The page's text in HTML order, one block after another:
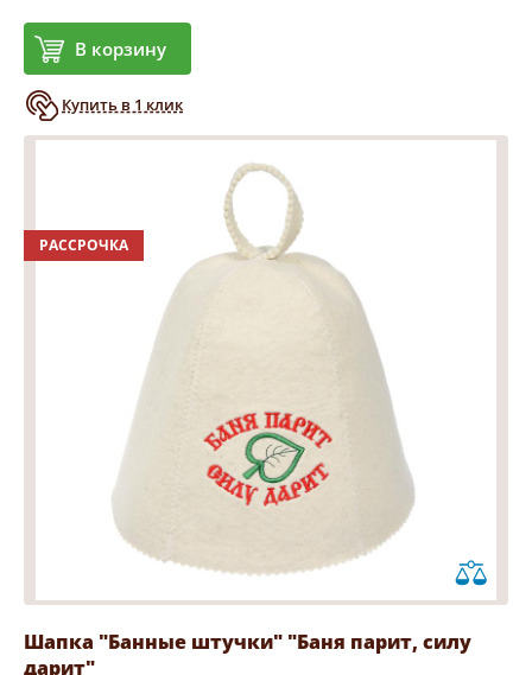
В корзину
Купить в 1 клик
РАССРОЧКА
Шапка "Банные штучки" "Баня парит, силу
дарит"